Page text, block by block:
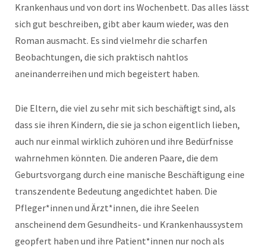
Krankenhaus und von dort ins Wochenbett. Das alles lässt
sich gut beschreiben, gibt aber kaum wieder, was den
Roman ausmacht. Es sind vielmehr die scharfen
Beobachtungen, die sich praktisch nahtlos
aneinanderreihen und mich begeistert haben.
Die Eltern, die viel zu sehr mit sich beschäftigt sind, als
dass sie ihren Kindern, die sie ja schon eigentlich lieben,
auch nur einmal wirklich zuhören und ihre Bedürfnisse
wahrnehmen könnten. Die anderen Paare, die dem
Geburtsvorgang durch eine manische Beschäftigung eine
transzendente Bedeutung angedichtet haben. Die
Pfleger*innen und Ärzt*innen, die ihre Seelen
anscheinend dem Gesundheits- und Krankenhaussystem
geopfert haben und ihre Patient*innen nur noch als